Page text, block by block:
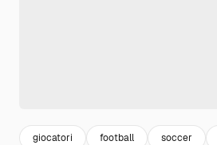
giocatori football soccer